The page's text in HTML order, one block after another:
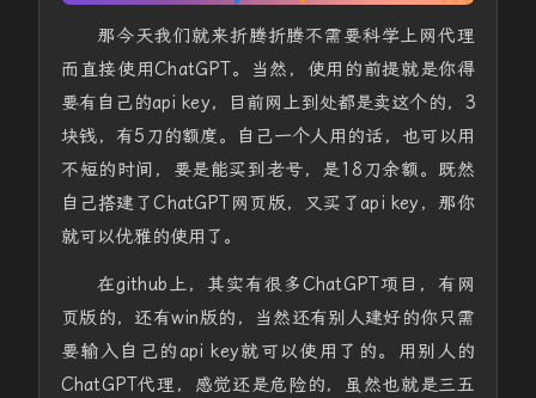
那今天我们就来折腾折腾不需要科学上网代理
而直接使用ChatGPT。当然，使用的前提就是你得
要有自己的api key，目前网上到处都是卖这个的，3
块钱，有5刀的额度。自己一个人用的话，也可以用
不短的时间，要是能买到老号，是18刀余额。既然
自己搭建了ChatGPT网页版，又买了api key，那你
就可以优雅的使用了。
在github上，其实有很多ChatGPT项目，有网
页版的，还有win版的，当然还有别人建好的你只需
要输入自己的api key就可以使用了的。用别人的
ChatGPT代理，感觉还是危险的，虽然也就是三五